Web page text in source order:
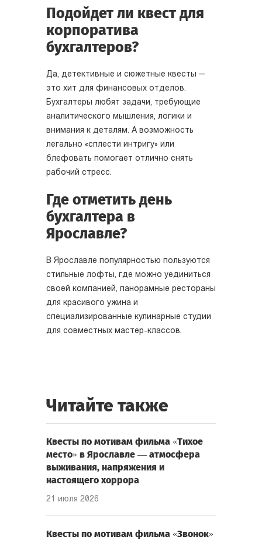
Подойдет ли квест для
корпоратива
бухгалтеров?
Да, детективные и сюжетные квесты —
это хит для финансовых отделов.
Бухгалтеры любят задачи, требующие
аналитического мышления, логики и
внимания к деталям. А возможность
легально «сплести интригу» или
блефовать помогает отлично снять
рабочий стресс.
Где отметить день
бухгалтера в
Ярославле?
В Ярославле популярностью пользуются
стильные лофты, где можно уединиться
своей компанией, панорамные рестораны
для красивого ужина и
специализированные кулинарные студии
для совместных мастер-классов.
Читайте также
Квесты по мотивам фильма «Тихое
место» в Ярославле — атмосфера
выживания, напряжения и
настоящего хоррора
21 июля 2026
Квесты по мотивам фильма «Звонок»